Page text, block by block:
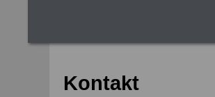
Kontakt